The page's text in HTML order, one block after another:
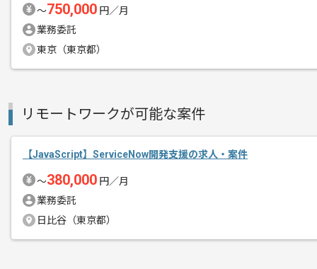
エージェントからのコ
メント
〜750,000 円／月
業務委託
東京（東京都）
リモートワークが可能な案件
【JavaScript】ServiceNow開発支援の求人・案件
〜380,000 円／月
業務委託
日比谷（東京都）